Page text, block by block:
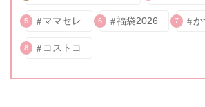
5 ママセレ 6 福袋2026 7 か
8 コストコ